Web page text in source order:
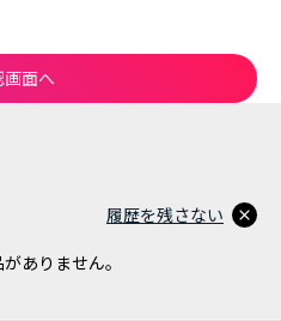
ありません。
履歴を残さない